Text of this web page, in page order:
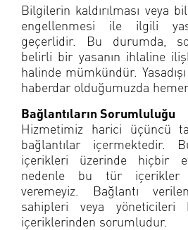
Bilgilerin kaldırılması veya
engellenmesi ile ilgili
geçerlidir. Bu durumda,
belirli bir yasanın ihlaline
halinde mümkündür.
haberdar olduğumuzda hemen
Bağlantıların Sorumluluğu
Hizmetimiz harici üçüncü
bağlantılar içermektedir.
içerikleri üzerinde hiçbir
nedenle bu tür içerikler
veremeyiz. Bağlantı
sahipleri veya yöneticileri
içeriklerinden sorumludur.